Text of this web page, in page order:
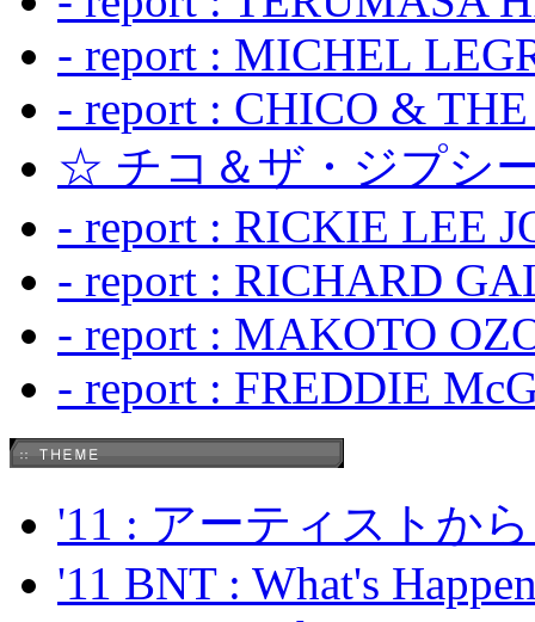
- report : MICHEL
- report : CHICO &
☆ チコ＆ザ・ジプシ
- report : RICKIE LEE
- report : RICHARD
- report : MAKOTO
- report : FREDDIE
'11 : アーティストか
'11 BNT : What's